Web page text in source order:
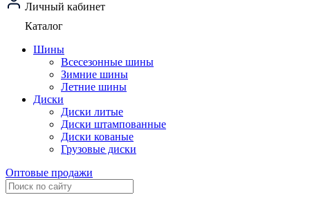
Личный кабинет
Каталог
Шины
Всесезонные шины
Зимние шины
Летние шины
Диски
Диски литые
Диски штампованные
Диски кованые
Грузовые диски
Оптовые продажи